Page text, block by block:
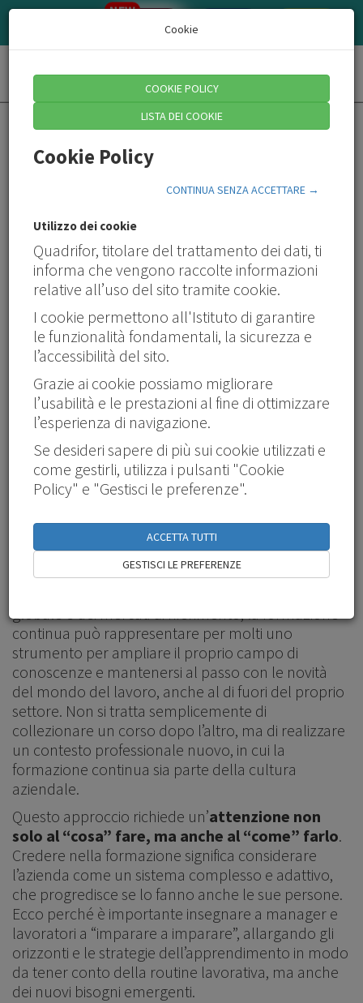
AZIENDE/CONSULENTI
NEW
Dalla cultura alle skill
La formazione continua è un viaggio a tappe
di Ilaria Di Croce, direttore di Quadrifor
Istituzioni, centri di ricerca ed esperti del settore
L’idea della formazione continua, intesa come
processo di apprendimento che consente a un
lavoratore di possedere competenze sempre
aggiornate, è ormai entrata a far parte del
linguaggio di leader e manager, consapevoli che
per costruire il futuro della propria organizzazione
imparare cose nuove e capaci di mettersi in gioco
per trovare soluzioni inedite.
In un momento in cui si avverte un forte bisogno di
globale e dei mercati di riferimento, la formazione
continua può rappresentare per molti uno
strumento per ampliare il proprio campo di
conoscenze e mantenersi al passo con le novità
del mondo del lavoro, anche al di fuori del proprio
settore. Non si tratta semplicemente di
collezionare un corso dopo l’altro, ma di realizzare
un contesto professionale nuovo, in cui la
formazione continua sia parte della cultura
aziendale.
Questo approccio richiede un’attenzione non
solo al “cosa” fare, ma anche al “come” farlo.
Credere nella formazione significa considerare
l’azienda come un sistema complesso e adattivo,
che progredisce se lo fanno anche le sue persone.
Ecco perché è importante insegnare a manager e
lavoratori a “imparare a imparare”, allargando gli
orizzonti e le strategie dell’apprendimento in modo
da tener conto della routine lavorativa, ma anche
dei nuovi bisogni emergenti.
Cookie
COOKIE POLICY
LISTA DEI COOKIE
Cookie Policy
CONTINUA SENZA ACCETTARE →
Utilizzo dei cookie
Quadrifor, titolare del trattamento dei dati, ti
informa che vengono raccolte informazioni
relative all’uso del sito tramite cookie.
I cookie permettono all'Istituto di garantire
le funzionalità fondamentali, la sicurezza e
l’accessibilità del sito.
Grazie ai cookie possiamo migliorare
l’usabilità e le prestazioni al fine di ottimizzare
l’esperienza di navigazione.
Se desideri sapere di più sui cookie utilizzati e
come gestirli, utilizza i pulsanti "Cookie
Policy" e "Gestisci le preferenze".
ACCETTA TUTTI
GESTISCI LE PREFERENZE